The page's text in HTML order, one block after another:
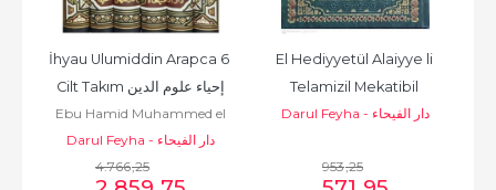
İhyau Ulumiddin Arapca 6
Cilt Takım إحياء علوم الدين
Ebu Hamid Muhammed el
Gazali أبو
حامد محمد الغزّالي الطوسي
Darul Feyha - دار الفيحاء
4.766,25
El Hediyyetül Alaiyye li
Telamizil Mekatibil
İbtidaiyye fil Fıkhil...
Darul Feyha - دار الفيحاء
953,25